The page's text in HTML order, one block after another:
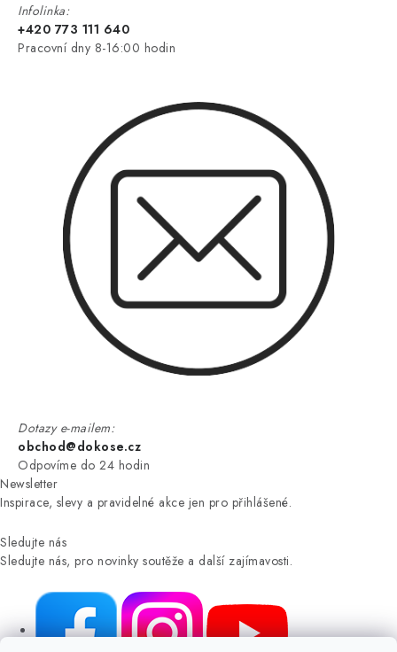
Infolinka:
+420 773 111 640
Pracovní dny 8-16:00 hodin
Dotazy e-mailem:
obchod@dokose.cz
Odpovíme do 24 hodin
Newsletter
Inspirace, slevy a pravidelné akce jen pro přihlášené.
Sledujte nás
Sledujte nás, pro novinky soutěže a další zajímavosti.